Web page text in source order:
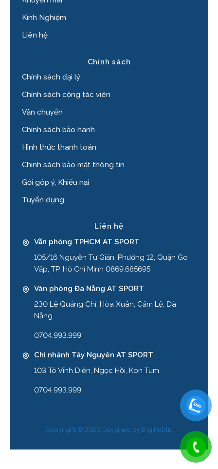
Kinh Nghiệm
Liên hệ
Chính sách
Chính sách đại lý
Chính sách cộng tác viên
Vận chuyển
Chính sách bảo hành
Hình thức thanh toán
Chinh sách bảo mật thông tin
Gởi góp ý, Khiếu nại
Tuyển dụng
Liên hệ
Văn phòng TPHCM AT SPORT
105/16 Nguyễn Tư Giản, Phường 12, Quận Gò
Vấp, TP. Hồ Chí Minh 0869.685695
Văn phòng Đà Nẵng AT SPORT
230 Lê Quảng Chí, Hòa Xuân, Cẩm Lệ, Đà
Nẵng.
0704.993.999
Chi nhánh Tây Nguyên AT SPORT
103 Tô Vĩnh Diện, Ngọc Hồi, Kon Tum
0704.993.999
Copyright © 2023 Designed by DigiPublic